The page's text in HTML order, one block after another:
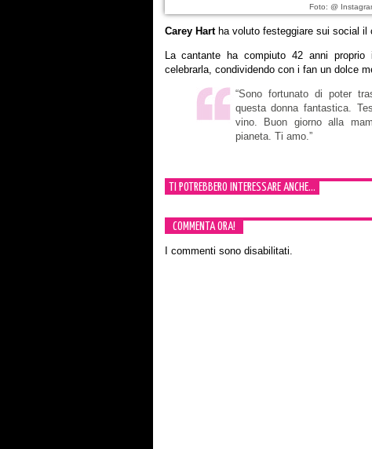
Foto: @
Carey Hartha voluto festeggiare sui social il
La cantante ha compiuto 42 anni
celebrarla, condividendo con i fan un dolce
“Sono fortunato di poter
questa donna fantastica.
vino. Buon giorno alla
pianeta. Ti amo.”
TI POTREBBERO INTERESSARE ANCHE...
COMMENTA ORA!
I commenti sono disabilitati.